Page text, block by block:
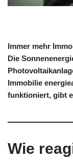
Immer mehr
Die
Immobilie
funktioniert, gibt
Wie